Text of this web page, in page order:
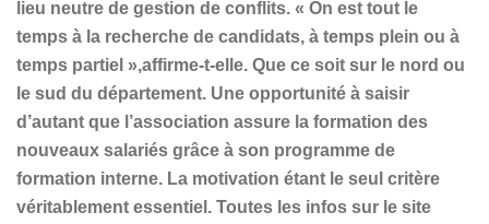
lieu neutre de gestion de conflits. « On est tout le
temps à la recherche de candidats, à temps plein ou à
temps partiel »,affirme-t-elle. Que ce soit sur le nord ou
le sud du département. Une opportunité à saisir
d’autant que l’association assure la formation des
nouveaux salariés grâce à son programme de
formation interne. La motivation étant le seul critère
véritablement essentiel. Toutes les infos sur le site